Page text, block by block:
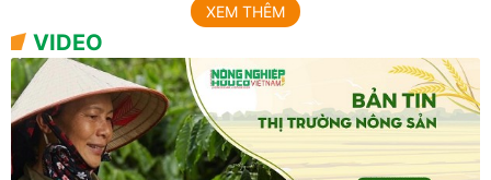
XEM THÊM
VIDEO